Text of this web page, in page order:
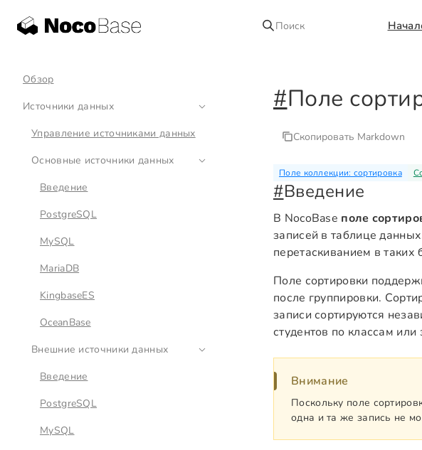
Поиск
Обзор
Источники данных
Управление источниками данных
Основные источники данных
Введение
PostgreSQL
MySQL
MariaDB
KingbaseES
OceanBase
Внешние источники данных
Введение
PostgreSQL
MySQL
#Поле
Скопировать Markdown
Поле коллекции: сортировка
#Введение
В NocoBase поле
записей в таблице
перетаскиванием в таких
Поле сортировки
после группировки.
записи сортируются
студентов по классам
Внимание
Поскольку поле
одна и та же запись не